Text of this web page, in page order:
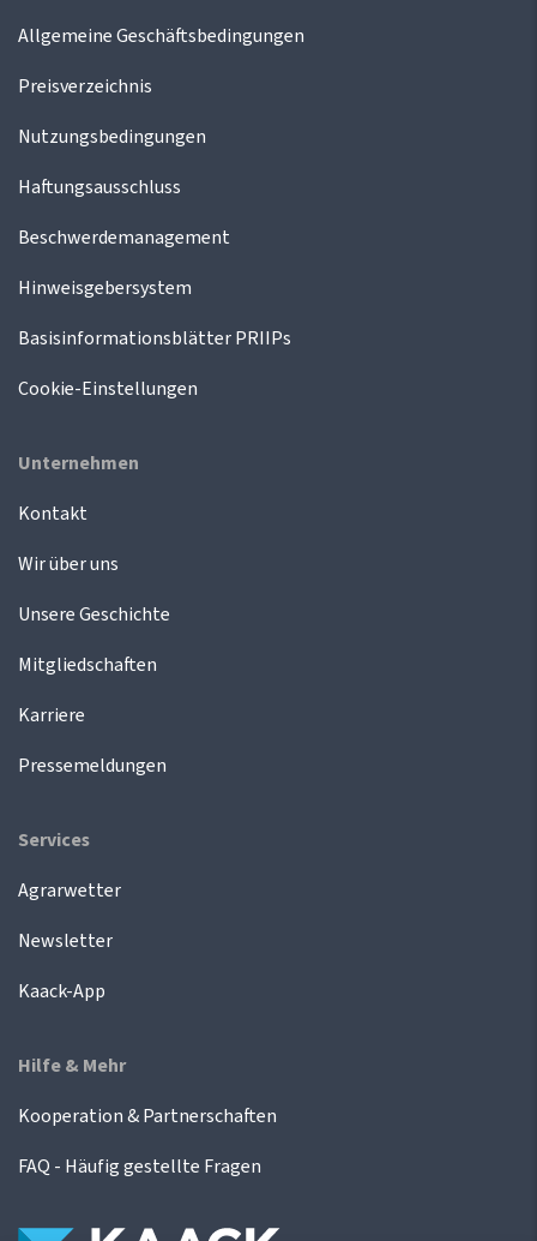
Allgemeine Geschäftsbedingungen
Preisverzeichnis
Nutzungsbedingungen
Haftungsausschluss
Beschwerdemanagement
Hinweisgebersystem
Basisinformationsblätter PRIIPs
Cookie-Einstellungen
Unternehmen
Kontakt
Wir über uns
Unsere Geschichte
Mitgliedschaften
Karriere
Pressemeldungen
Services
Agrarwetter
Newsletter
Kaack-App
Hilfe & Mehr
Kooperation & Partnerschaften
FAQ - Häufig gestellte Fragen